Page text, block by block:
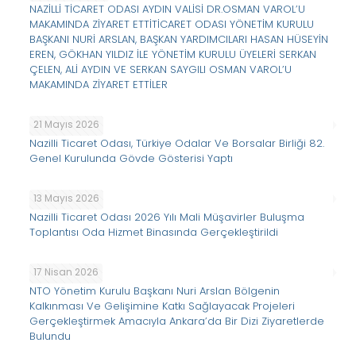
NAZİLLİ TİCARET ODASI AYDIN VALİSİ DR.OSMAN VAROL’U
MAKAMINDA ZİYARET ETTİTİCARET ODASI YÖNETİM KURULU
BAŞKANI NURİ ARSLAN, BAŞKAN YARDIMCILARI HASAN HÜSEYİN
EREN, GÖKHAN YILDIZ İLE YÖNETİM KURULU ÜYELERİ SERKAN
ÇELEN, ALİ AYDIN VE SERKAN SAYGILI OSMAN VAROL’U
MAKAMINDA ZİYARET ETTİLER
21 Mayıs 2026
Nazilli Ticaret Odası, Türkiye Odalar Ve Borsalar Birliği 82.
Genel Kurulunda Gövde Gösterisi Yaptı
13 Mayıs 2026
Nazilli Ticaret Odası 2026 Yılı Mali Müşavirler Buluşma
Toplantısı Oda Hizmet Binasında Gerçekleştirildi
17 Nisan 2026
NTO Yönetim Kurulu Başkanı Nuri Arslan Bölgenin
Kalkınması Ve Gelişimine Katkı Sağlayacak Projeleri
Gerçekleştirmek Amacıyla Ankara’da Bir Dizi Ziyaretlerde
Bulundu